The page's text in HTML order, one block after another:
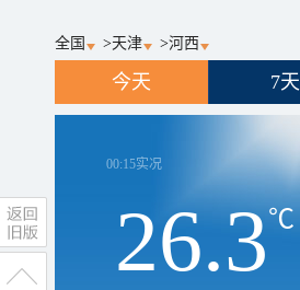
全国 >天津 >河西
今天 7天
00:15实况
26.3℃